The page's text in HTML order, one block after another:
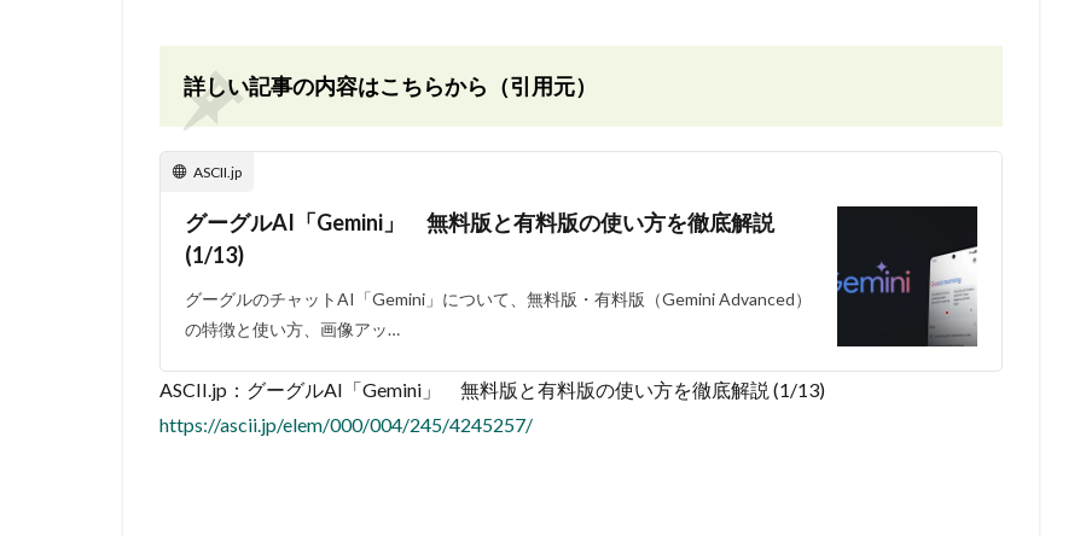
詳しい記事の内容はこちらから（引用元）
ASCII.jp
グーグルAI「Gemini」 無料版と有料版の使い方を徹底解説
(1/13)
グーグルのチャットAI「Gemini」について、無料版・有料版（Gemini Advanced）
の特徴と使い方、画像アッ…
ASCII.jp：グーグルAI「Gemini」 無料版と有料版の使い方を徹底解説 (1/13)
https://ascii.jp/elem/000/004/245/4245257/